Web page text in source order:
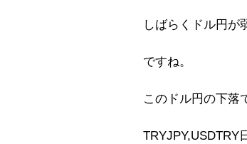
しばらくドル円が
ですね。
このドル円の下落
TRYJPY,USDTRY